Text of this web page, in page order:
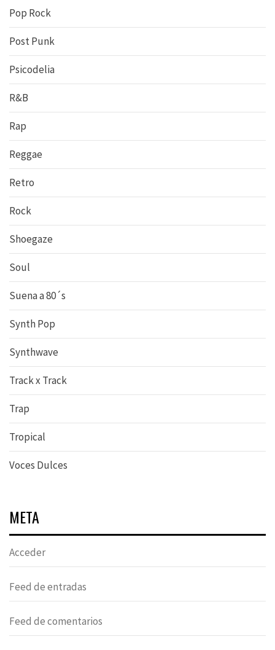
Pop Rock
Post Punk
Psicodelia
R&B
Rap
Reggae
Retro
Rock
Shoegaze
Soul
Suena a 80´s
Synth Pop
Synthwave
Track x Track
Trap
Tropical
Voces Dulces
META
Acceder
Feed de entradas
Feed de comentarios